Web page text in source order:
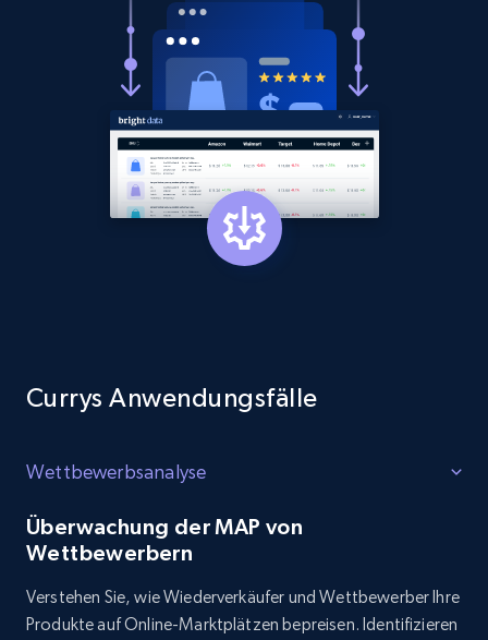
Currys Anwendungsfälle
Wettbewerbsanalyse
Überwachung der MAP von
Wettbewerbern
Verstehen Sie, wie Wiederverkäufer und Wettbewerber Ihre
Produkte auf Online-Marktplätzen bepreisen. Identifizieren